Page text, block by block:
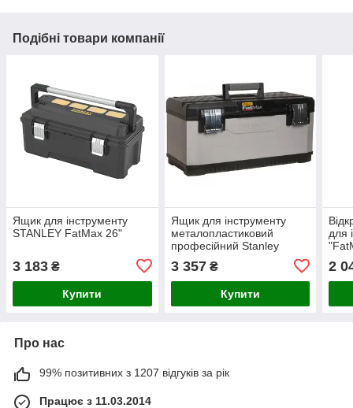
Подібні товари компанії
Ящик для інструменту
STANLEY FatMax 26"
3 183 ₴
Купити
Ящик для інструменту
металопластиковий
професійний Stanley
3 357₴
Купити
для
2
Про нас
99% позитивних з 1207 відгуків за рік
Працює з 11.03.2014